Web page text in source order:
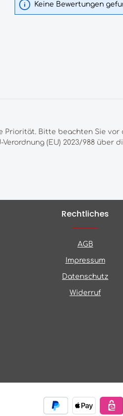
Keine Bewertungen
Bitte beachten Sie
(EU) 2023/988 über
Rechtliches
AGB
Impressum
Datenschutz
Widerruf